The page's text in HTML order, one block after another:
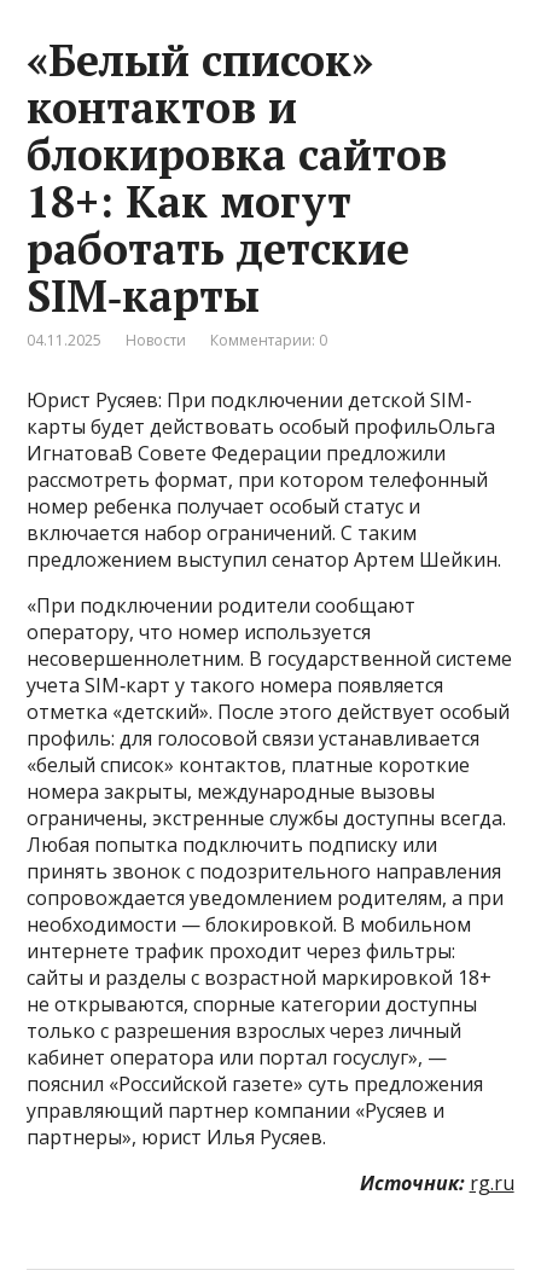
«Белый список»
контактов и
блокировка сайтов
18+: Как могут
работать детские
SIM‑карты
04.11.2025 Новости Комментарии: 0
Юрист Русяев: При подключении детской SIM-
карты будет действовать особый профильОльга
ИгнатоваВ Совете Федерации предложили
рассмотреть формат, при котором телефонный
номер ребенка получает особый статус и
включается набор ограничений. С таким
предложением выступил сенатор Артем Шейкин.
«При подключении родители сообщают
оператору, что номер используется
несовершеннолетним. В государственной системе
учета SIM‑карт у такого номера появляется
отметка «детский». После этого действует особый
профиль: для голосовой связи устанавливается
«белый список» контактов, платные короткие
номера закрыты, международные вызовы
ограничены, экстренные службы доступны всегда.
Любая попытка подключить подписку или
принять звонок с подозрительного направления
сопровождается уведомлением родителям, а при
необходимости — блокировкой. В мобильном
интернете трафик проходит через фильтры:
сайты и разделы с возрастной маркировкой 18+
не открываются, спорные категории доступны
только с разрешения взрослых через личный
кабинет оператора или портал госуслуг», —
пояснил «Российской газете» суть предложения
управляющий партнер компании «Русяев и
партнеры», юрист Илья Русяев.
Источник: rg.ru